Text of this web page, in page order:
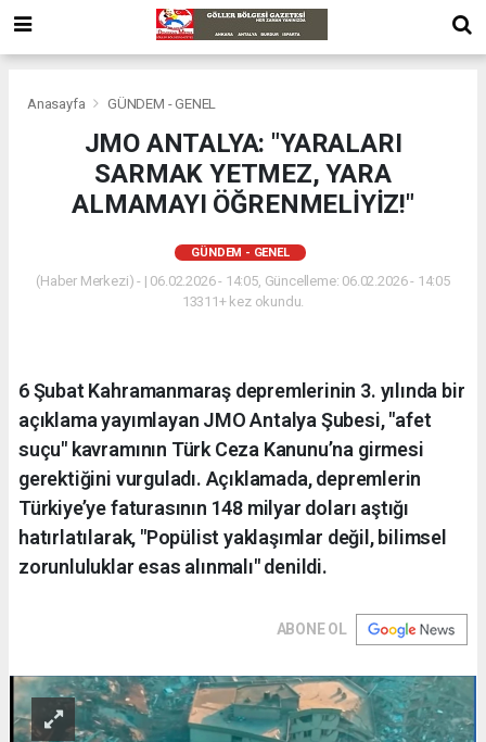
Anasayfa GÜNDEM - GENEL
JMO ANTALYA: "YARALARI
SARMAK YETMEZ, YARA
ALMAMAYI ÖĞRENMELİYİZ!"
GÜNDEM - GENEL
(Haber Merkezi) - | 06.02.2026 - 14:05, Güncelleme: 06.02.2026 - 14:05
13311+ kez okundu.
​6 Şubat Kahramanmaraş depremlerinin 3. yılında bir
açıklama yayımlayan JMO Antalya Şubesi, "afet
suçu" kavramının Türk Ceza Kanunu’na girmesi
gerektiğini vurguladı. Açıklamada, depremlerin
Türkiye’ye faturasının 148 milyar doları aştığı
hatırlatılarak, "Popülist yaklaşımlar değil, bilimsel
zorunluluklar esas alınmalı" denildi.
ABONE OL